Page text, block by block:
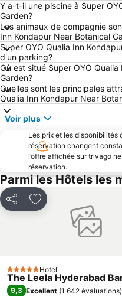
Y a-t-il une piscine à Super
Garden?
Les animaux de compagnie
Inn Kondapur Near Botanical
Super OYO Qualia Inn
d'un parking?
Où est situé Super OYO
Garden?
Quelles sont les principales
Qualia Inn Kondapur Near
Voir plus
Les prix et les disponibilités
réservation changent
l’offre affichée sur trivago
réservation.
Parmi les Hôtels les
PartagerAjouter à mes
5 Étoiles Hotel
The Leela Hyderabad
9,3 Excellent (1 642 évaluations)